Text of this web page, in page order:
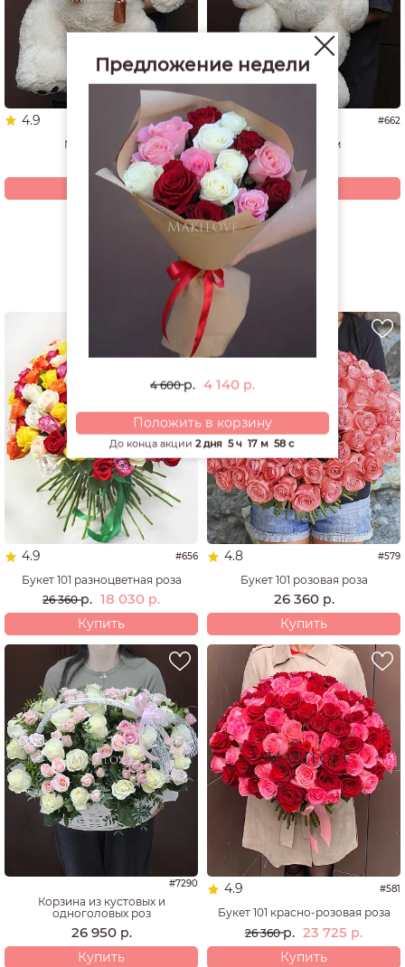
4.9 #1337
Мишка 60 см
4 940р.
Купить
5.0 #662
Мишка 70 см
4 200
Купить
Смотреть все открытки и игрушки
РЕКОМЕНДУЕМ
4.9 #656
Букет 101 разноцветная роза
26 360р. 18 030 р.
Купить
4.8 #579
Букет 101 розовая роза
26 360 р.
Купить
#7290
Корзина из кустовых и
одноголовых роз
26 950 р.
Купить
4.9 #581
Букет 101 красно-розовая роза
26 360р. 23 725 р.
Купить
Предложение недели
4 600р. 4 140 р.
Положить в корзину
До конца акции 2 дня 5 ч 17 м 57 с